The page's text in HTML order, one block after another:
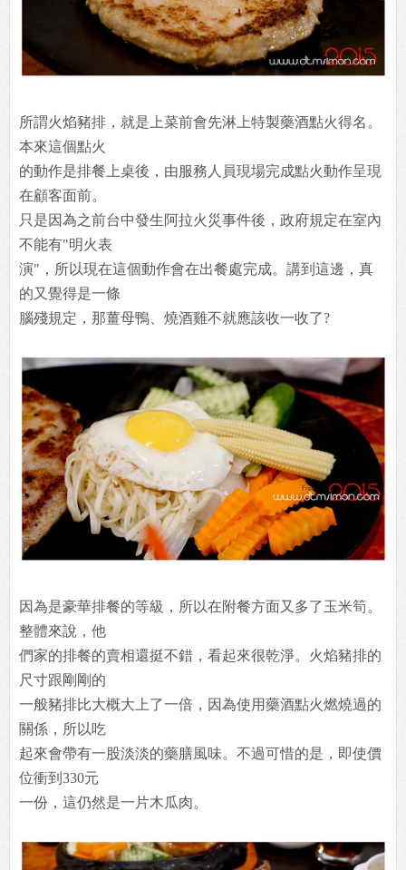
所謂火焰豬排，就是上菜前會先淋上特製藥酒點火得名。
本來這個點火
的動作是排餐上桌後，由服務人員現場完成點火動作呈現
在顧客面前。
只是因為之前台中發生阿拉火災事件後，政府規定在室內
不能有"明火表
演"，所以現在這個動作會在出餐處完成。講到這邊，真
的又覺得是一條
腦殘規定，那薑母鴨、燒酒雞不就應該收一收了?
因為是豪華排餐的等級，所以在附餐方面又多了玉米筍。
整體來說，他
們家的排餐的賣相還挺不錯，看起來很乾淨。火焰豬排的
尺寸跟剛剛的
一般豬排比大概大上了一倍，因為使用藥酒點火燃燒過的
關係，所以吃
起來會帶有一股淡淡的藥膳風味。不過可惜的是，即使價
位衝到330元
一份，這仍然是一片木瓜肉。